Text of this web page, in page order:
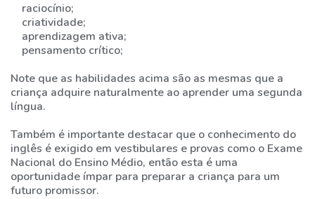
raciocínio;
criatividade;
aprendizagem ativa;
pensamento crítico;
Note que as habilidades acima são as mesmas que a
criança adquire naturalmente ao aprender uma segunda
língua.
Também é importante destacar que o conhecimento do
inglês é exigido em vestibulares e provas como o Exame
Nacional do Ensino Médio, então esta é uma
oportunidade ímpar para preparar a criança para um
futuro promissor.